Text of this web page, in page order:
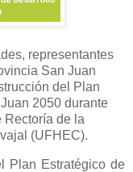
representantes
San Juan
del Plan
2050 durante
Rectoría de la
(UFHEC).
Plan Estratégico de